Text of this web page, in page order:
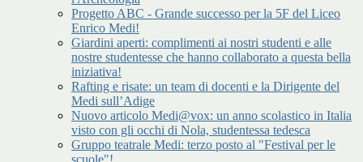
Progetto ABC - Grande successo per la 5F del Liceo
Enrico Medi!
Giardini aperti: complimenti ai nostri studenti e alle
nostre studentesse che hanno collaborato a questa bella
iniziativa!
Rafting e risate: un team di docenti e la Dirigente del
Medi sull’Adige
Nuovo articolo Medi@vox: un anno scolastico in Italia
visto con gli occhi di Nola, studentessa tedesca
Gruppo teatrale Medi: terzo posto al "Festival per le